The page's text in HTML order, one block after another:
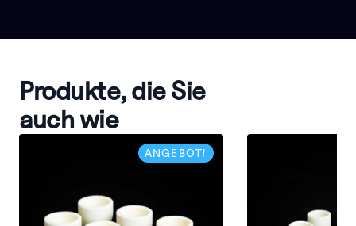
Produkte, die Sie
auch wie
ANGEBOT!